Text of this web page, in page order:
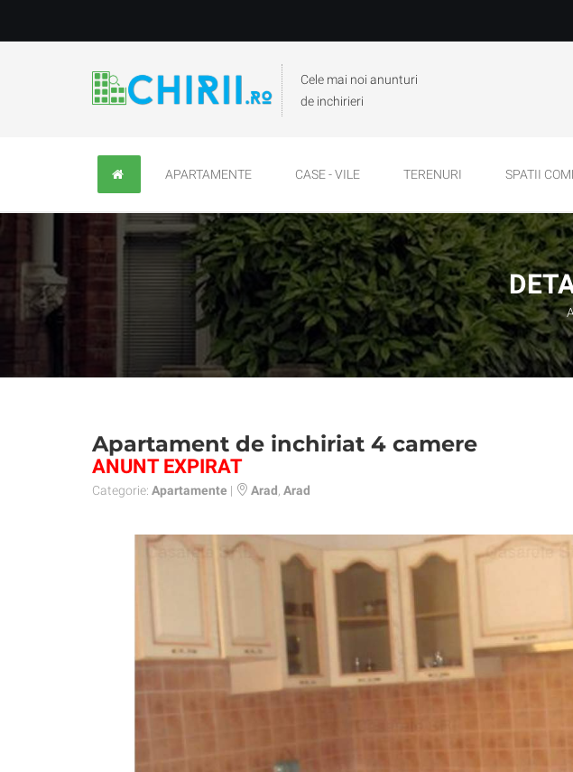
Cele mai noi anunturi
de inchirieri
APARTAMENTE CASE - VILE TERENURI SPATII
Apartament de inchiriat 4 camere
ANUNT EXPIRAT
Categorie: Apartamente | Arad Arad